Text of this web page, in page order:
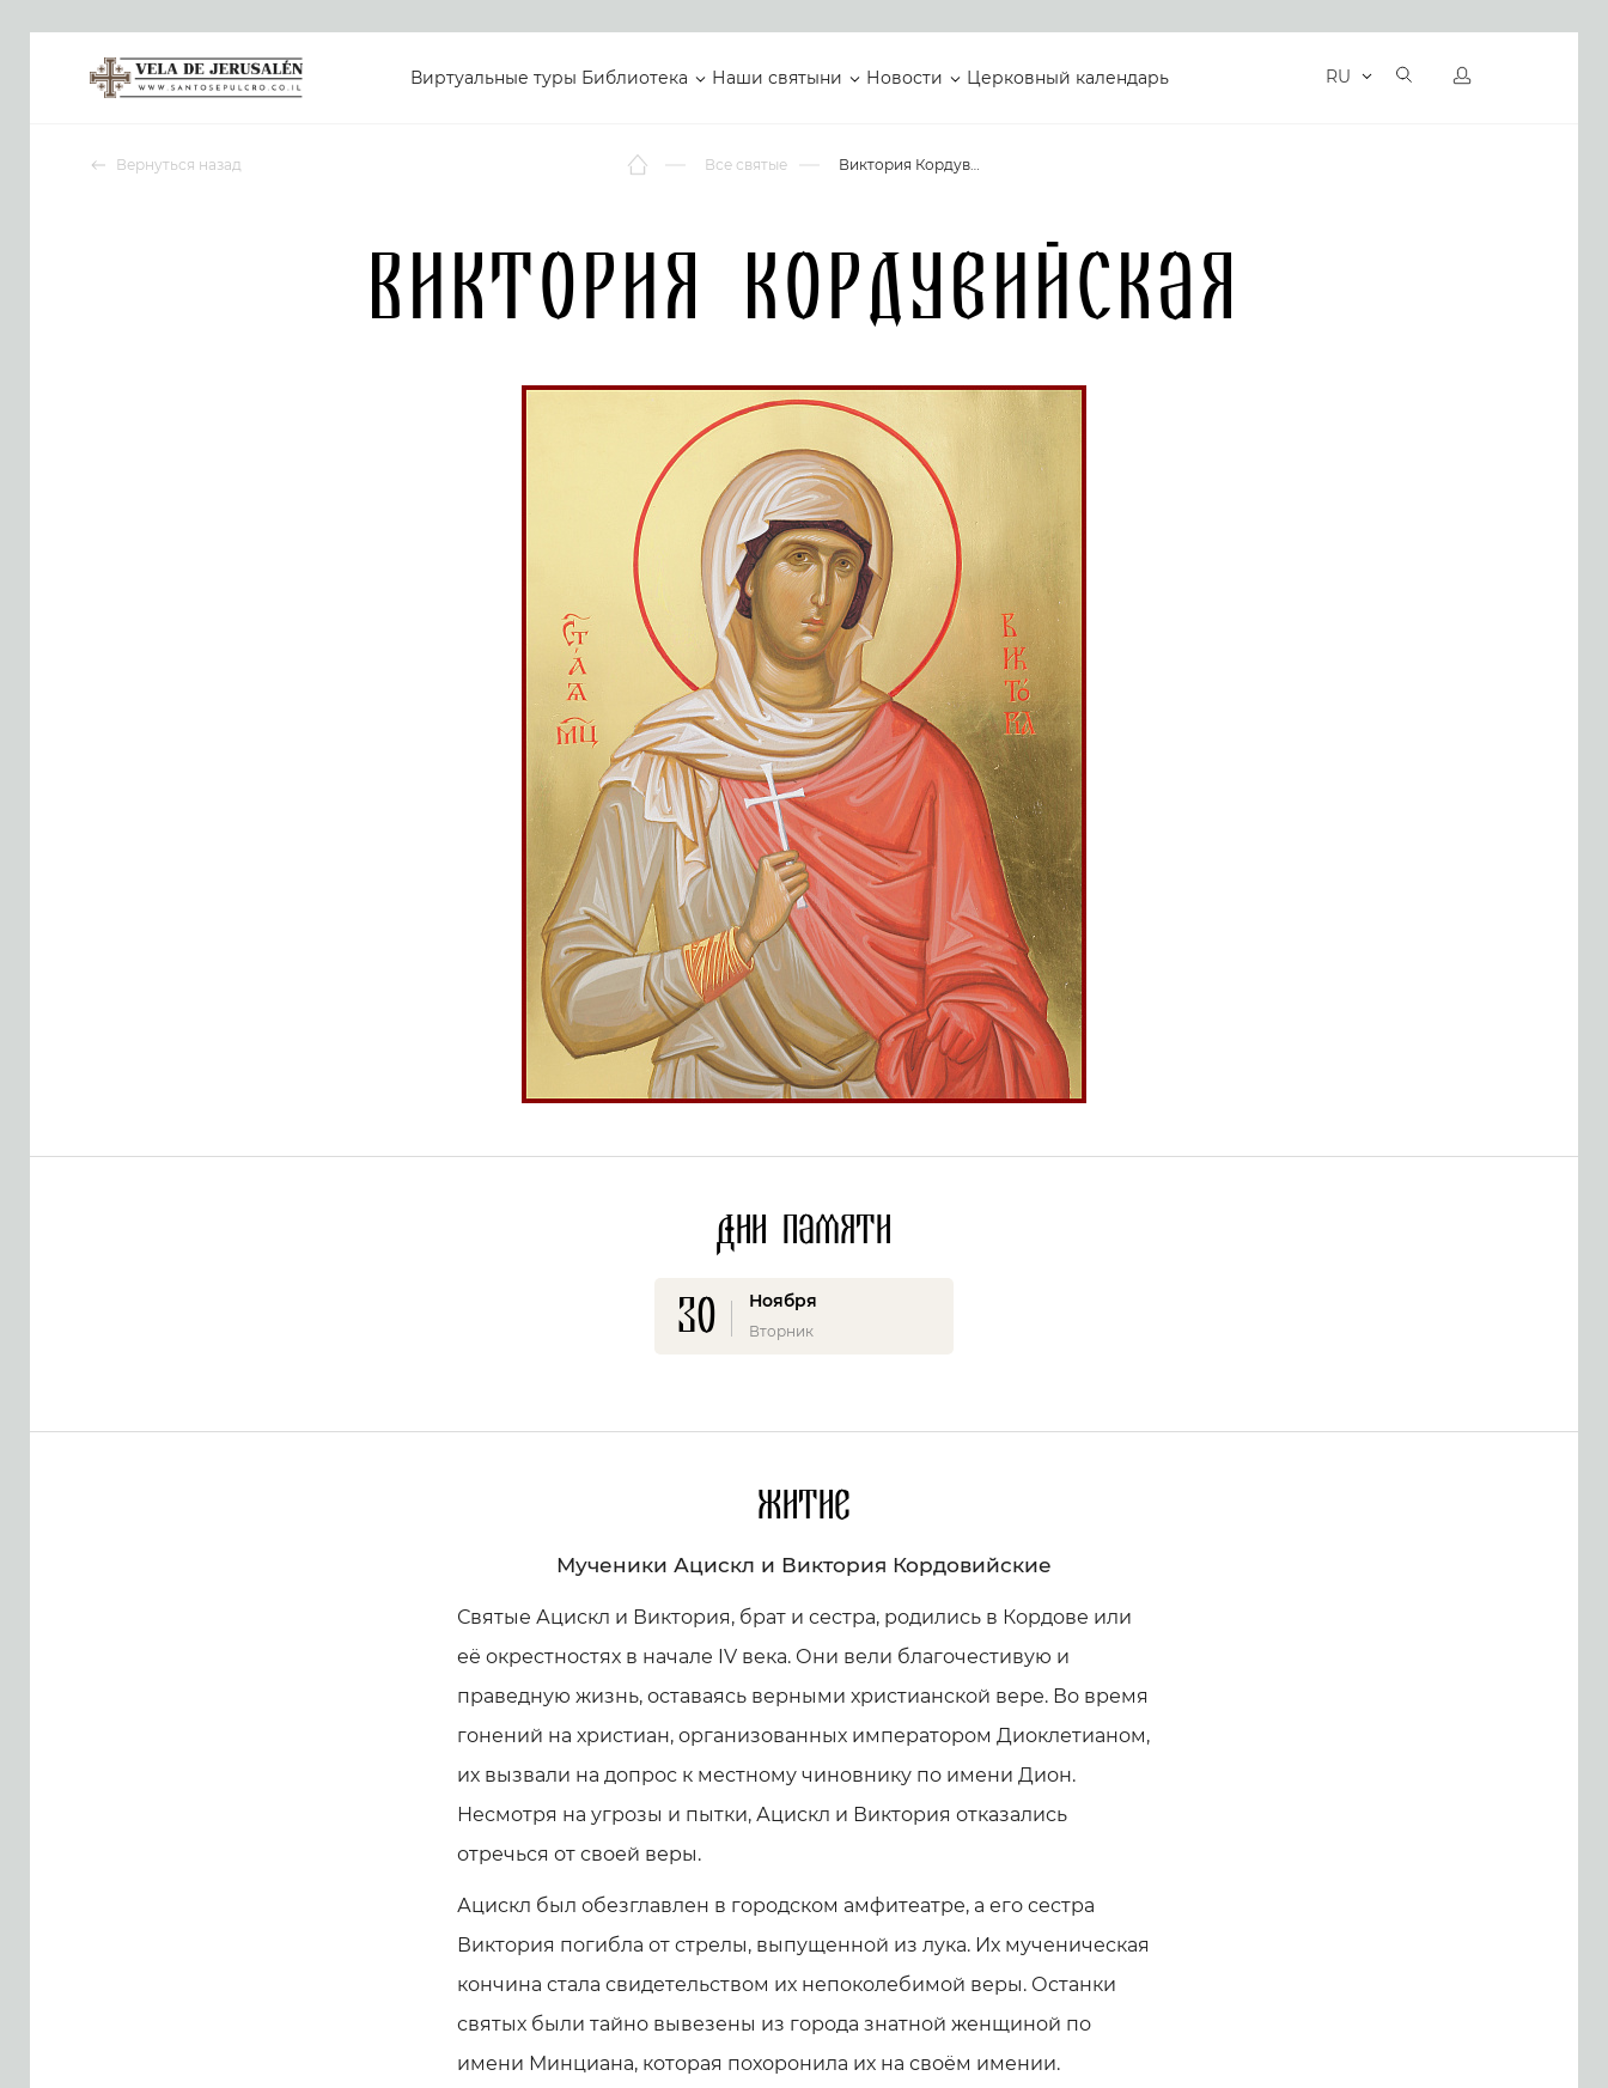
Виртуальные туры Библиотека Наши святыни Новости Церковный календарь RU
Вернуться назад Все святые Виктория Кордувийская
Виктория Кордувийская
Дни памяти
30 Ноября
Вторник
Житие
Мученики Ацискл и Виктория Кордовийские
Святые Ацискл и Виктория, брат и сестра, родились в Кордове или
её окрестностях в начале IV века. Они вели благочестивую и
праведную жизнь, оставаясь верными христианской вере. Во время
гонений на христиан, организованных императором Диоклетианом,
их вызвали на допрос к местному чиновнику по имени Дион.
Несмотря на угрозы и пытки, Ацискл и Виктория отказались
отречься от своей веры.
Ацискл был обезглавлен в городском амфитеатре, а его сестра
Виктория погибла от стрелы, выпущенной из лука. Их мученическая
кончина стала свидетельством их непоколебимой веры. Останки
святых были тайно вывезены из города знатной женщиной по
имени Минциана, которая похоронила их на своём имении.